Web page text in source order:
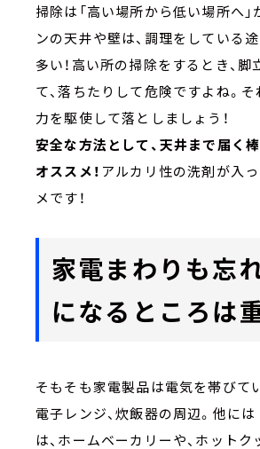
掃除は「高い場所から低い場所へ
ンの天井や壁は、調理をしている
多い！高い所の掃除をするとき、
て、落ちたりして危険ですよね。
力を駆使して落としましょう！
安全な方法として、天井まで届く
オススメ！ アルカリ性の洗剤が入
メです！
家電まわりも忘
になるところは
そもそも家電製品は電気を帯びて
電子レンジ、炊飯器の周辺。他に
は、ホームベーカリーや、ホット